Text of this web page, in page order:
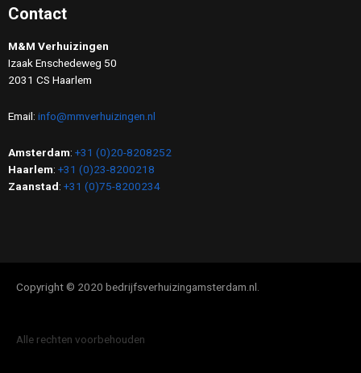
Contact
M&M Verhuizingen
Izaak Enschedeweg 50
2031 CS Haarlem
Email: info@mmverhuizingen.nl
Amsterdam: +31 (0)20-8208252
Haarlem: +31 (0)23-8200218
Zaanstad: +31 (0)75-8200234
Copyright © 2020 bedrijfsverhuizingamsterdam.nl.
Alle rechten voorbehouden